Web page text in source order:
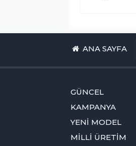
ANA SAYFA
GÜNCEL
KAMPANYA
YENİ MODEL
MİLLİ ÜRETİM